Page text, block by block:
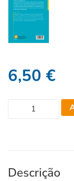
6,50 €
Descrição